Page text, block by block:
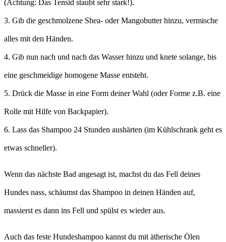
(Achtung: Das Tensid staubt sehr stark!).
3. Gib die geschmolzene Shea- oder Mangobutter hinzu, vermische
alles mit den Händen.
4. Gib nun nach und nach das Wasser hinzu und knete solange, bis
eine geschmeidige homogene Masse entsteht.
5. Drück die Masse in eine Form deiner Wahl (oder Forme z.B. eine
Rolle mit Hilfe von Backpapier).
6. Lass das Shampoo 24 Stunden aushärten (im Kühlschrank geht es
etwas schneller).
Wenn das nächste Bad angesagt ist, machst du das Fell deines
Hundes nass, schäumst das Shampoo in deinen Händen auf,
massierst es dann ins Fell und spülst es wieder aus.
Auch das feste Hundeshampoo kannst du mit ätherische Ölen